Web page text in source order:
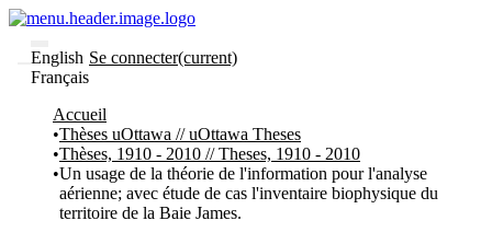
English
Français
Se connecter(current)
et collections
Parcourir
Statistiques
À
propos
Accueil
Thèses uOttawa // uOttawa Theses
Thèses, 1910 - 2010 // Theses, 1910 - 2010
Un usage de la théorie de l'information pour l'analyse
aérienne; avec étude de cas l'inventaire biophysique du
territoire de la Baie James.